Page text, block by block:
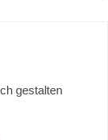
gestalten